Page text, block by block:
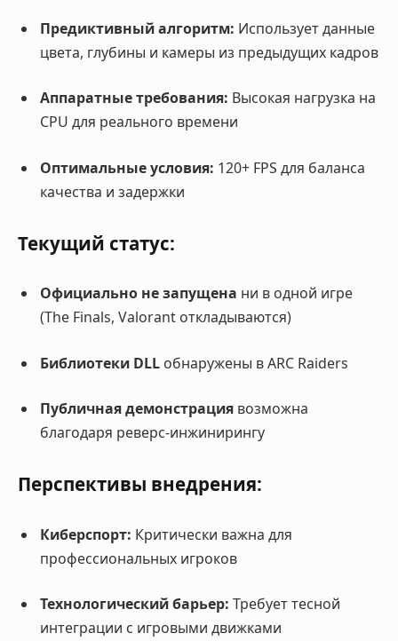
Предиктивный алгоритм: Использует данные
цвета, глубины и камеры из предыдущих кадров
Аппаратные требования: Высокая нагрузка на
CPU для реального времени
Оптимальные условия: 120+ FPS для баланса
качества и задержки
Текущий статус:
Официально не запущена ни в одной игре
(The Finals, Valorant откладываются)
Библиотеки DLL обнаружены в ARC Raiders
Публичная демонстрация возможна
благодаря реверс-инжинирингу
Перспективы внедрения:
Киберспорт: Критически важна для
профессиональных игроков
Технологический барьер: Требует тесной
интеграции с игровыми движками